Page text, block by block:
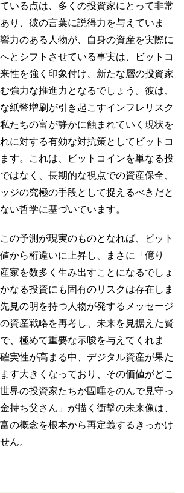
いる点は、多くの投資家にとって非常
り、彼の言葉に説得力を与えていま
力のある人物が、自身の資産を実際に
とシフトさせている事実は、ビットコ
性を強く印象付け、新たな層の投資家
強力な推進力となるでしょう。彼は、
紙幣増刷が引き起こすインフレリスク
たちの富が静かに蝕まれていく現状を
に対する有効な対抗策としてビットコ
す。これは、ビットコインを単なる投
はなく、長期的な視点での資産保全、
ジの究極の手段として捉えるべきだと
い哲学に基づいています。
の予測が現実のものとなれば、ビット
から桁違いに上昇し、まさに「億り
家を数多く生み出すことになるでしょ
なる投資にも固有のリスクは存在しま
見の明を持つ人物が発するメッセージ
資産戦略を再考し、未来を見据えた賢
、極めて重要な示唆を与えてくれま
実性が高まる中、デジタル資産が果た
す大きくなっており、その価値がどこ
界の投資家たちが固唾をのんで見守っ
持ち父さん」が描く衝撃の未来像は、
の概念を根本から再定義するきっかけ
ん。